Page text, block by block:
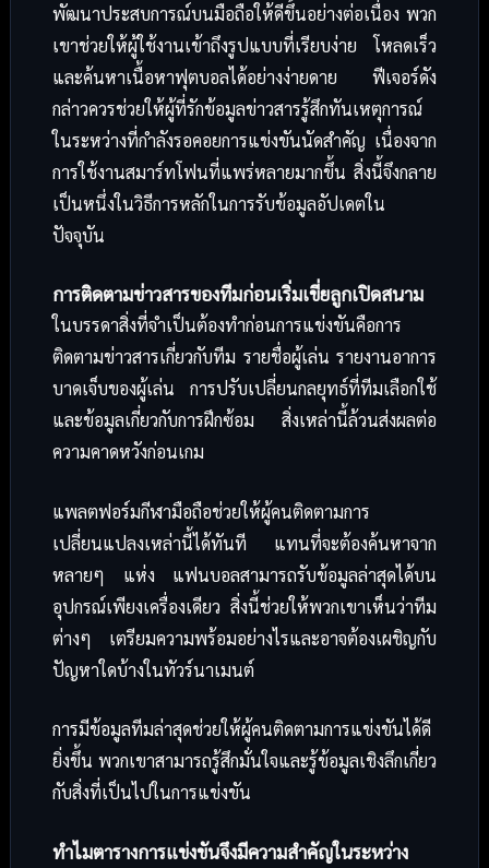
พัฒนาประสบการณ์บนมือถือให้ดีขึ้นอย่างต่อเนื่อง พวก
เขาช่วยให้ผู้ใช้งานเข้าถึงรูปแบบที่เรียบง่าย โหลดเร็ว
และค้นหาเนื้อหาฟุตบอลได้อย่างง่ายดาย ฟีเจอร์ดัง
กล่าวควรช่วยให้ผู้ที่รักข้อมูลข่าวสารรู้สึกทันเหตุการณ์
ในระหว่างที่กำลังรอคอยการแข่งขันนัดสำคัญ เนื่องจาก
การใช้งานสมาร์ทโฟนที่แพร่หลายมากขึ้น สิ่งนี้จึงกลาย
เป็นหนึ่งในวิธีการหลักในการรับข้อมูลอัปเดตใน
ปัจจุบัน
การติดตามข่าวสารของทีมก่อนเริ่มเขี่ยลูกเปิดสนาม
ในบรรดาสิ่งที่จำเป็นต้องทำก่อนการแข่งขันคือการ
ติดตามข่าวสารเกี่ยวกับทีม รายชื่อผู้เล่น รายงานอาการ
บาดเจ็บของผู้เล่น การปรับเปลี่ยนกลยุทธ์ที่ทีมเลือกใช้
และข้อมูลเกี่ยวกับการฝึกซ้อม สิ่งเหล่านี้ล้วนส่งผลต่อ
ความคาดหวังก่อนเกม
แพลตฟอร์มกีฬามือถือช่วยให้ผู้คนติดตามการ
เปลี่ยนแปลงเหล่านี้ได้ทันที แทนที่จะต้องค้นหาจาก
หลายๆ แห่ง แฟนบอลสามารถรับข้อมูลล่าสุดได้บน
อุปกรณ์เพียงเครื่องเดียว สิ่งนี้ช่วยให้พวกเขาเห็นว่าทีม
ต่างๆ เตรียมความพร้อมอย่างไรและอาจต้องเผชิญกับ
ปัญหาใดบ้างในทัวร์นาเมนต์
การมีข้อมูลทีมล่าสุดช่วยให้ผู้คนติดตามการแข่งขันได้ดี
ยิ่งขึ้น พวกเขาสามารถรู้สึกมั่นใจและรู้ข้อมูลเชิงลึกเกี่ยว
กับสิ่งที่เป็นไปในการแข่งขัน
ทำไมตารางการแข่งขันจึงมีความสำคัญในระหว่าง